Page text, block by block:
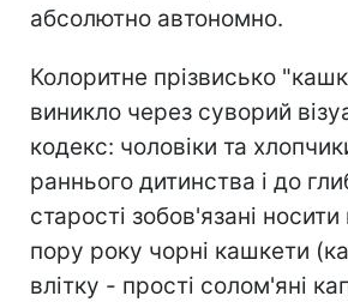
абсолютно автономно.
Колоритне прізвисько
виникло через суворий
кодекс: чоловіки та
раннього дитинства і до
старості зобов'язані носити
пору року чорні кашкети
влітку - прості солом'яні